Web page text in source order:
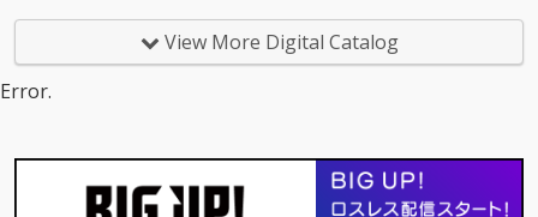
ゲーム収録全曲ロング
アレンジ！disc2は豪華
ゲーム収録全曲ロング
アレンジ！disc2は豪華
View More Digital Catalog
Error.